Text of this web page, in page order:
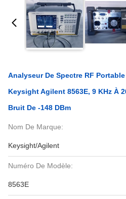
Analyseur De Spectre RF
Keysight Agilent 8563E, 9 KHz À
Bruit De -148 DBm
Nom De Marque:
Keysight/Agilent
Numéro De Modèle:
8563E